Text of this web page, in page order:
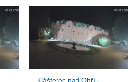
Klášterec nad Ohří -